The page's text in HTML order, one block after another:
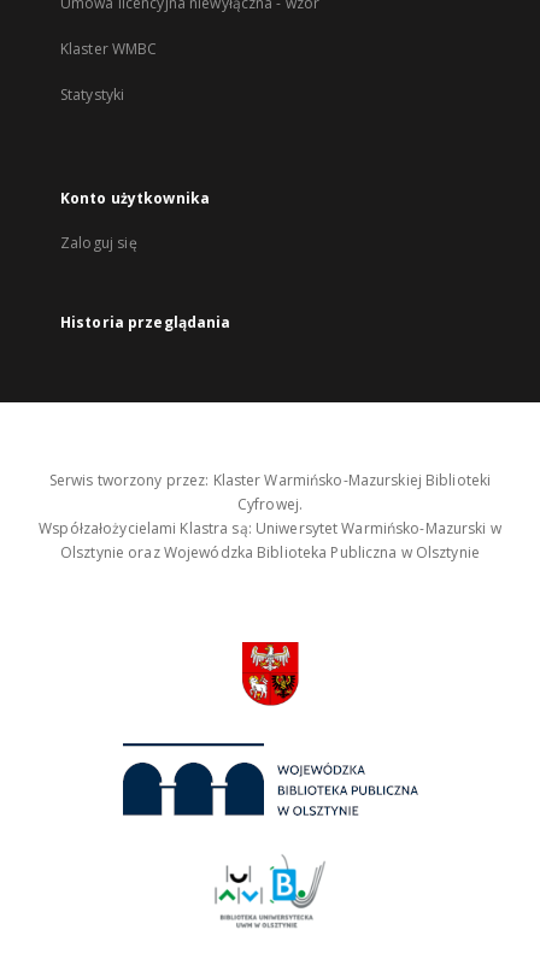
Klaster WMBC
Statystyki
Konto użytkownika
Zaloguj się
Historia przeglądania
Serwis tworzony przez: Klaster Warmińsko-Mazurskiej Biblioteki
Cyfrowej.
Współzałożycielami Klastra są: Uniwersytet Warmińsko-Mazurski w
Olsztynie oraz Wojewódzka Biblioteka Publiczna w Olsztynie